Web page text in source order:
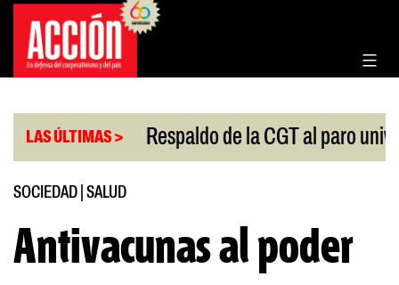
Saltar
contenido
LAS ÚLTIMAS >
| Respaldo de la CGT al paro universitario
SOCIEDAD SALUD
Antivacunas al poder